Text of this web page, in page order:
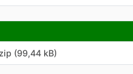
(99,44 kB)